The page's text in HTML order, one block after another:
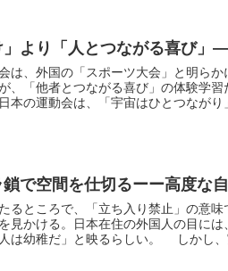
」より「人とつながる喜び
は、外国の「スポーツ大会」と明ら
、「他者とつながる喜び」の体験学
本の運動会は、「宇宙はひとつなが
鎖で空間を仕切るーー高度な
るところで、「立ち入り禁止」の意
見かける。日本在住の外国人の目に
なんて、日本人は幼稚だ」